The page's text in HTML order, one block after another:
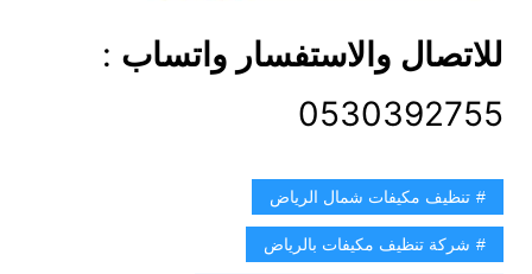
للاتصال والاستفسار واتساب :
0530392755
تنظيف مكيفات شمال الرياض
شركة تنظيف مكيفات بالرياض